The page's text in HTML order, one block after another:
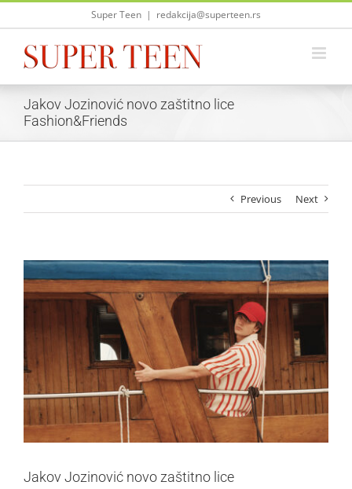
Skip
Super Teen | redakcija@superteen.rs
Jakov Jozinović novo zaštitno lice
Fashion&Friends
Previous Next
View
Larger
Image
Jakov Jozinović novo zaštitno lice